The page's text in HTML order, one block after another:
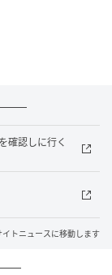
確認しに行く
イトニュースに移動します